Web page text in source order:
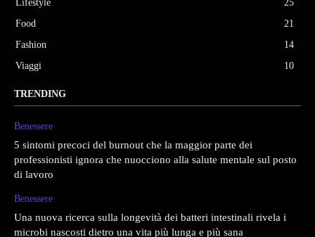
Lifestyle
25
Food
21
Fashion
14
Viaggi
10
TRENDING
Benessere
5 sintomi precoci del burnout che la maggior parte dei
professionisti ignora che nuocciono alla salute mentale sul posto
di lavoro
Benessere
Una nuova ricerca sulla longevità dei batteri intestinali rivela i
microbi nascosti dietro una vita più lunga e più sana